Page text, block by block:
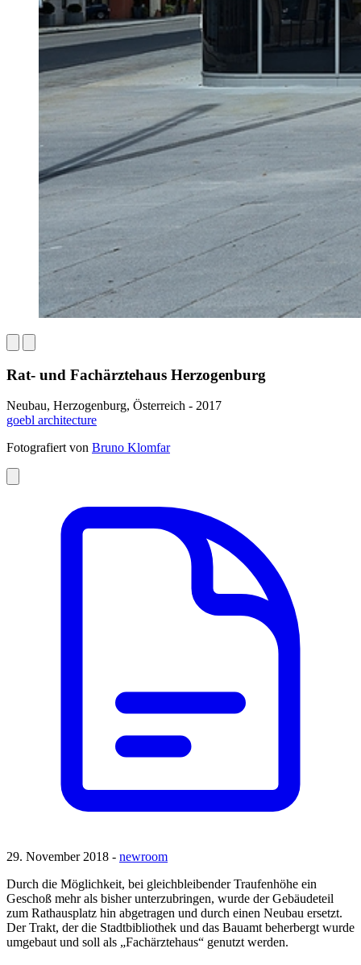
Rat- und Fachärztehaus Herzogenburg
Neubau, Herzogenburg, Österreich - 2017
goebl architecture
Fotografiert von Bruno Klomfar
29. November 2018 - newroom
Durch die Möglichkeit, bei gleichbleibender Traufenhöhe ein
Geschoß mehr als bisher unterzubringen, wurde der Gebäudeteil
zum Rathausplatz hin abgetragen und durch einen Neubau ersetzt.
Der Trakt, der die Stadtbibliothek und das Bauamt beherbergt wurde
umgebaut und soll als „Fachärztehaus“ genutzt werden.